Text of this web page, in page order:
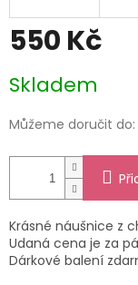
550 Kč
cena:
Skladem
Můžeme doručit do:
Krásné náušnice z
Udaná cena je za
Dárkové balení